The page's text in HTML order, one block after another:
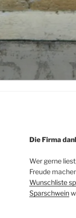
Die Firma
Wer gerne
Freude
Wunschliste
Sparschwein